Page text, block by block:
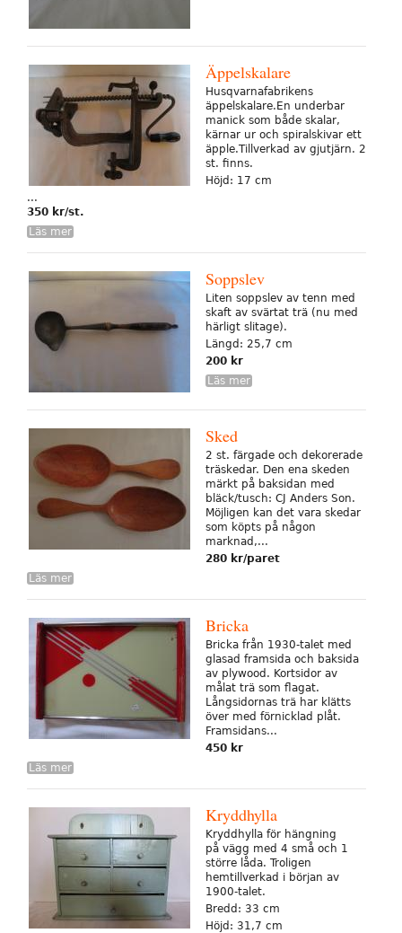
Äppelskalare
Husqvarnafabrikens
äppelskalare.En underbar
manick som både skalar,
kärnar ur och spiralskivar ett
äpple.Tillverkad av gjutjärn. 2
st. finns.
Höjd: 17 cm
...
350 kr/st.
Läs mer
Soppslev
Liten soppslev av tenn med
skaft av svärtat trä (nu med
härligt slitage).
Längd: 25,7 cm
200 kr
Läs mer
Sked
2 st. färgade och dekorerade
träskedar. Den ena skeden
märkt på baksidan med
bläck/tusch: CJ Anders Son.
Möjligen kan det vara skedar
som köpts på någon
marknad,...
280 kr/paret
Läs mer
Bricka
Bricka från 1930-talet med
glasad framsida och baksida
av plywood. Kortsidor av
målat trä som flagat.
Långsidornas trä har klätts
över med förnicklad plåt.
Framsidans...
450 kr
Läs mer
Kryddhylla
Kryddhylla för hängning
på vägg med 4 små och 1
större låda. Troligen
hemtillverkad i början av
1900-talet.
Bredd: 33 cm
Höjd: 31,7 cm